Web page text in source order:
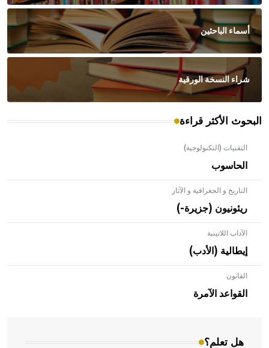
أسماء الباحثين
شراء النسخة الورقية
البحوث الأكثر قراءة
التقنيات (التكنولوجية)
الحاسوب
التاريخ و الجغرافية و الآثار
ريئونيون (جزيرة-)
الآداب اللاتينية
إيطالية (الأدب)
القانون
القواعد الآمرة
هل تعلم؟
- هل تعلم أن الأبلق نوع من الفنون الهندسية التي ارتبطت
بالعمارة الإسلامية في بلاد الشام ومصر خاصة، حيث يحرص
المعمار على بناء مداميكه وخاصة في الواجهات